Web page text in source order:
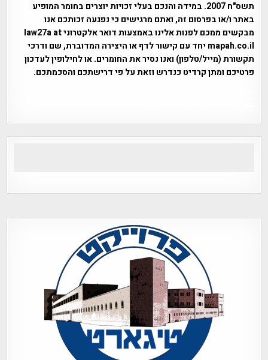
תשס"ח 2007. במידה והנכם בעלי זכויות יוצרים בחומר המופיע
באתר ו/או בפרסום זה, ואתם מרגישים כי נפגעה זכותכם אנו
מבקשים ממכם לפנות אלינו באמצעות דואר אלקטרוני law27a at
mapah.co.il יחד עם קישור לדף או היצירה המדוברת, שם ודרכי
תקשורת (מייל/טלפון) ואנו נסיר את החומרים. או לחילופין לעדכון
פרטיכם ומתן קרדיט כנדרש וזאת על פי דרישתכם והסכמתכם.